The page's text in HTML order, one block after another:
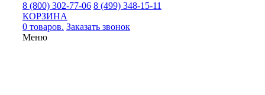
8 (800) 302-77-06 8 (499) 348-15-11
КОРЗИНА
0 товаров. Заказать звонок
Меню